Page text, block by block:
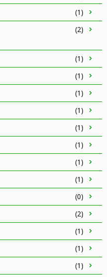
(1)
(2)
(1)
(1)
(1)
(1)
(1)
(1)
(1)
(1)
(0)
(2)
(1)
(1)
(1)